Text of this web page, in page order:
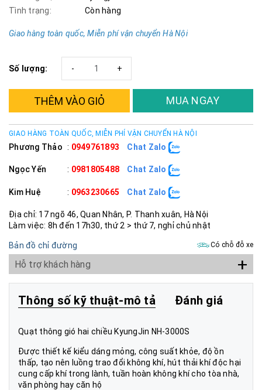
Tình trạng:
Còn hàng
Giao hàng toàn quốc, Miễn phí vận chuyển Hà Nội
Số lượng: +
-
THÊM VÀO GIỎ MUA NGAY
GIAO HÀNG TOÀN QUỐC, MIỄN PHÍ VẬN CHUYỂN HÀ NỘI
Phương Thảo : 0949761893 Chat Zalo
Ngọc Yến : 0981805488 Chat Zalo
Kim Huệ : 0963230665 Chat Zalo
Địa chỉ: 17 ngõ 46, Quan Nhân, P. Thanh xuân, Hà Nội
Làm việc: 8h đến 17h30, thứ 2 > thứ 7, nghỉ chủ nhật
Bản đồ chỉ đường Có chỗ đỗ xe
Hỗ trợ khách hàng +
Thông số kỹ thuật-mô tả Đánh giá
Quạt thông gió hai chiều KyungJin NH-3000S
Được thiết kế kiểu dáng mỏng, công suất khỏe, độ ồn
thấp, tạo nên luồng trao đổi không khí, hút thải khí độc hại
cung cấp khí trong lành, tuần hoàn không khí cho tòa nhà,
văn phòng hay căn hộ